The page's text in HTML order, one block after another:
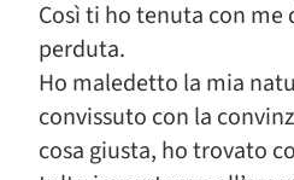
Così ti ho tenuta con
perduta.
Ho maledetto la mia
convissuto con la
cosa giusta, ho trovato